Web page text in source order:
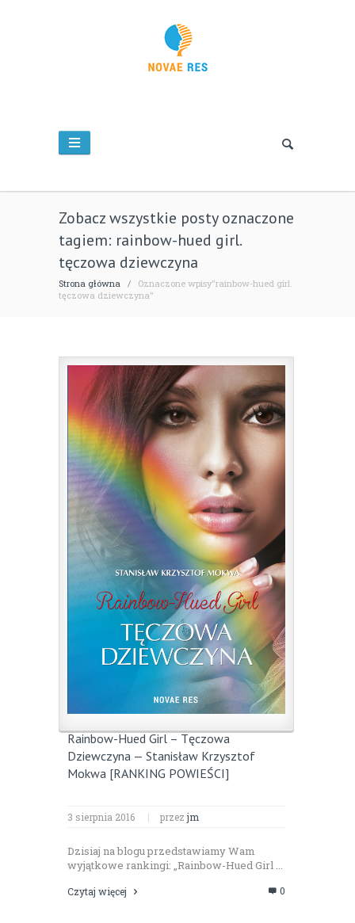
Zobacz wszystkie posty oznaczone
tagiem: rainbow-hued girl.
tęczowa dziewczyna
Strona główna / Oznaczone wpisy"rainbow-hued girl.
tęczowa dziewczyna"
Rainbow-Hued Girl – Tęczowa
Dziewczyna — Stanisław Krzysztof
Mokwa [RANKING POWIEŚCI]
3 sierpnia 2016 | przez jm
Dzisiaj na blogu przedstawiamy Wam
wyjątkowe rankingi: „Rainbow-Hued Girl ...
Czytaj więcej 0